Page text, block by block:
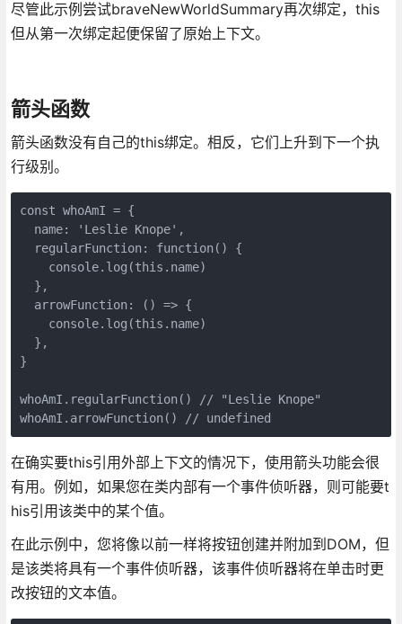
尽管此示例尝试braveNewWorldSummary再次绑定，this
但从第一次绑定起便保留了原始上下文。
箭头函数
箭头函数没有自己的this绑定。相反，它们上升到下一个执
行级别。
const whoAmI = {
  name: 'Leslie Knope',
  regularFunction: function() {
    console.log(this.name)
  },
  arrowFunction: () => {
    console.log(this.name)
  },
}
whoAmI.regularFunction() // "Leslie Knope"
whoAmI.arrowFunction() // undefined
在确实要this引用外部上下文的情况下，使用箭头功能会很
有用。例如，如果您在类内部有一个事件侦听器，则可能要t
his引用该类中的某个值。
在此示例中，您将像以前一样将按钮创建并附加到DOM，但
是该类将具有一个事件侦听器，该事件侦听器将在单击时更
改按钮的文本值。